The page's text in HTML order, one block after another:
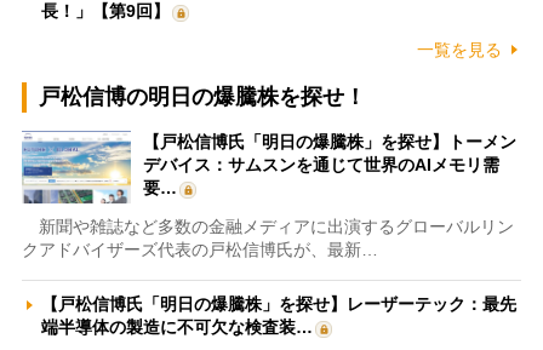
長！」【第9回】
一覧を見る
戸松信博の明日の爆騰株を探せ！
【戸松信博氏「明日の爆騰株」を探せ】トーメン
デバイス：サムスンを通じて世界のAIメモリ需
要…
新聞や雑誌など多数の金融メディアに出演するグローバルリン
クアドバイザーズ代表の戸松信博氏が、最新…
【戸松信博氏「明日の爆騰株」を探せ】レーザーテック：最先
端半導体の製造に不可欠な検査装…